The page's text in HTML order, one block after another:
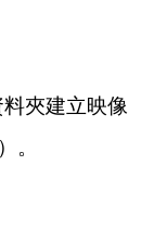
夾建立映像
。